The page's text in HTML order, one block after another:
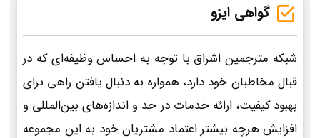
گواهی ایزو
شبکه مترجمین اشراق با توجه به احساس وظیفه‌ای که در
قبال مخاطبان خود دارد، همواره به دنبال یافتن راهی برای
بهبود کیفیت، ارائه خدمات در حد و اندازه‌های بین‌المللی و
افزایش هرچه بیشتر اعتماد مشتریان خود به این مجموعه